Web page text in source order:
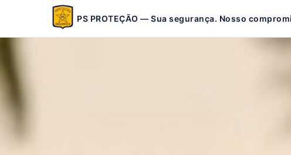
PS PROTEÇÃO — Sua segurança. Nosso